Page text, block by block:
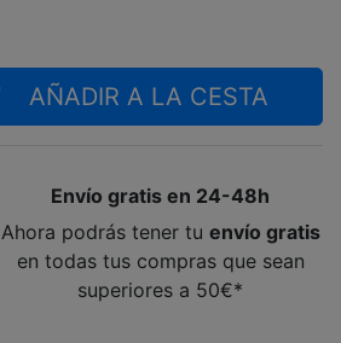
AÑADIR A LA CESTA
Envío gratis en 24-48h
Ahora podrás tener tu envío gratis
en todas tus compras que sean
superiores a 50€*